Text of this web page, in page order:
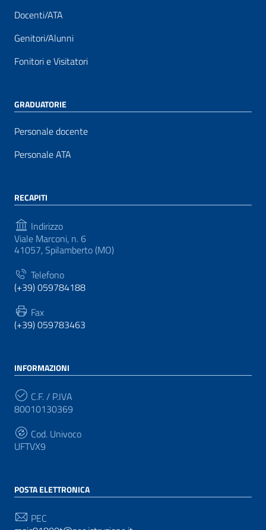
Docenti/ATA
Genitori/Alunni
Fonitori e Visitatori
GRADUATORIE
Personale docente
Personale ATA
RECAPITI
Indirizzo
Viale Marconi, n. 6
41057, Spilamberto (MO)
Telefono
(+39) 059784188
Fax
(+39) 059783463
INFORMAZIONI
C.F. / P.IVA
80010130369
Cod. Univoco
UFTVX9
POSTA ELETTRONICA
PEC